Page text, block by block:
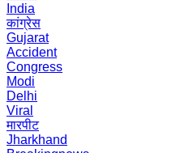
India
कांग्रेस
Gujarat
Accident
Congress
Modi
Delhi
Viral
मारपीट
Jharkhand